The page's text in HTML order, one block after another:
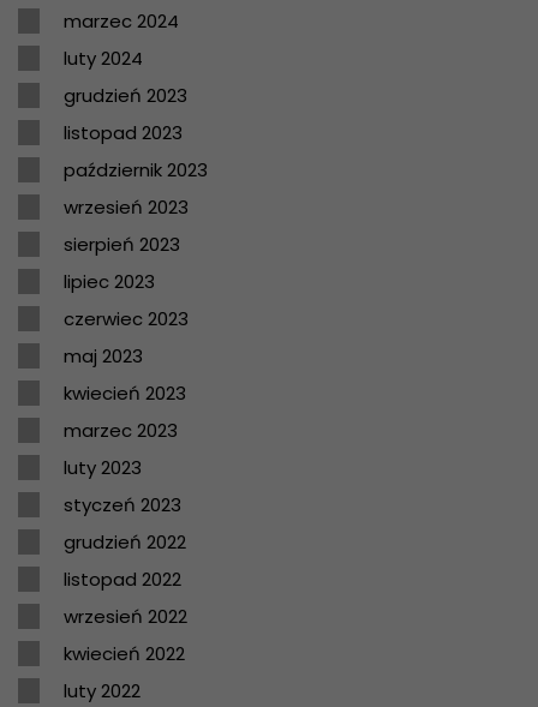
marzec 2024
luty 2024
grudzień 2023
listopad 2023
październik 2023
wrzesień 2023
sierpień 2023
lipiec 2023
czerwiec 2023
maj 2023
kwiecień 2023
marzec 2023
luty 2023
styczeń 2023
grudzień 2022
listopad 2022
wrzesień 2022
kwiecień 2022
luty 2022